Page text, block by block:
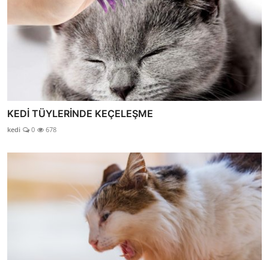
KEDİ TÜYLERİNDE KEÇELEŞME
kedi 0 678